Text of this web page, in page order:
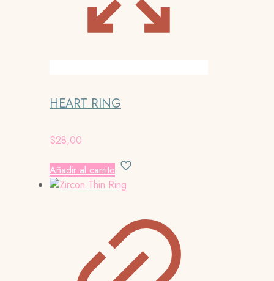
HEART RING
$28,00
Añadir al carrito